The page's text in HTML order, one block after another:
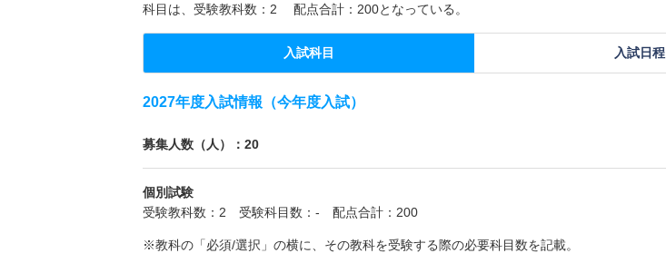
科目は、受験教科数：2 配点合計：200となっている。
入試科目 入試日程
2027年度入試情報（今年度入試）
募集人数（人）：20
個別試験
受験教科数：2 受験科目数：- 配点合計：200
※教科の「必須/選択」の横に、その教科を受験する際の必要科目数を記載。